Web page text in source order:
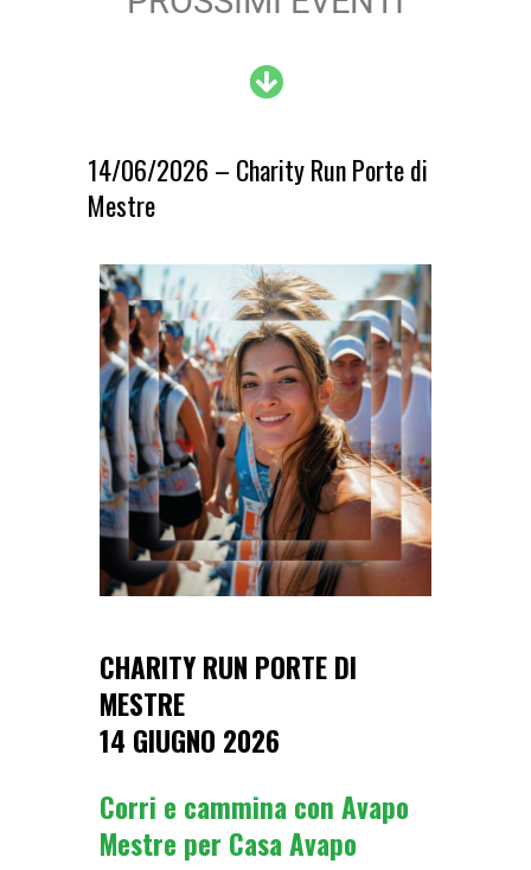
14/06/2026 – Charity Run Porte di
Mestre
CHARITY RUN PORTE DI
MESTRE
14 GIUGNO 2026
Corri e cammina con Avapo
Mestre per Casa Avapo